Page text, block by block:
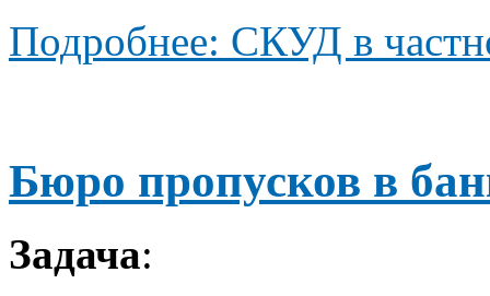
Подробнее: СКУД в
Бюро пропусков в
Задача: